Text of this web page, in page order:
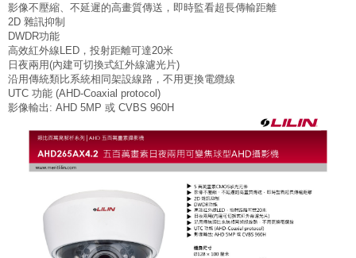
影像不壓縮、不延遲的高畫質傳送，即時監看超長傳輸距離
2D 雜訊抑制
DWDR功能
高效紅外線LED，投射距離可達20米
日夜兩用(內建可切換式紅外線濾光片)
沿用傳統類比系統相同架設線路，不用更換電纜線
UTC 功能 (AHD-Coaxial protocol)
影像輸出: AHD 5MP 或 CVBS 960H